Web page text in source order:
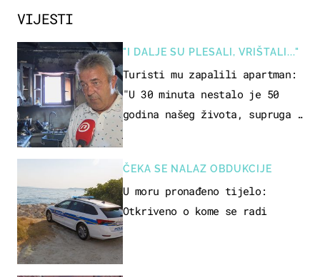
VIJESTI
"I DALJE SU PLESALI, VRIŠTALI..."
Turisti mu zapalili apartman:
"U 30 minuta nestalo je 50
godina našeg života, supruga i
ČEKA SE NALAZ OBDUKCIJE
U moru pronađeno tijelo:
Otkriveno o kome se radi